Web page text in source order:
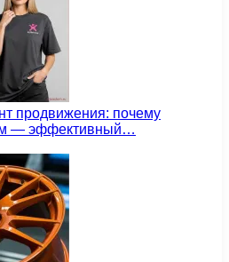
продвижения: почему
— эффективный…